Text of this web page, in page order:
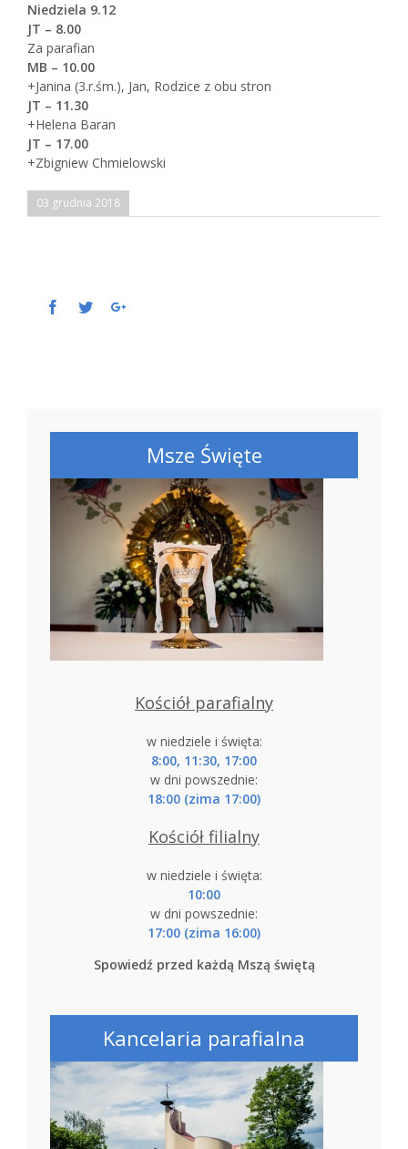
Niedziela 9.12
JT – 8.00
Za parafian
MB – 10.00
+Janina (3.r.śm.), Jan, Rodzice z obu stron
JT – 11.30
+Helena Baran
JT – 17.00
+Zbigniew Chmielowski
03 grudnia 2018
Facebook
TwitterGoogle+
Msze Święte
Kościół parafialny
w niedziele i święta:
8:00, 11:30, 17:00
w dni powszednie:
18:00 (zima 17:00)
Kościół filialny
w niedziele i święta:
10:00
w dni powszednie:
17:00 (zima 16:00)
Spowiedź przed każdą Mszą świętą
Kancelaria parafialna